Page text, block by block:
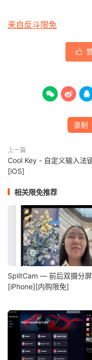
来自反斗限免

  
录制
上一篇
Cool Key - 自定义输入法
[iOS]
相关限免推荐
SplitCam — 前后双摄分
[iPhone][内购限免]